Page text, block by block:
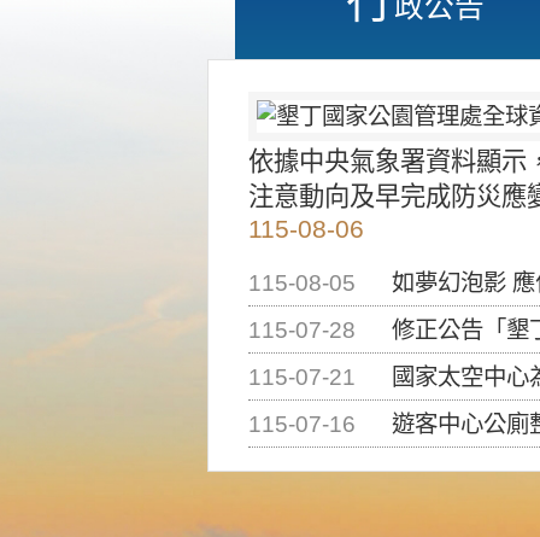
依據中央氣象署資料顯示
注意動向及早完成防災應
115-08-06
115-08-05
如夢幻泡影
115-07-28
修正公告「墾丁國家公
115-07-21
國家太空中心為辦理
115-07-16
遊客中心公廁